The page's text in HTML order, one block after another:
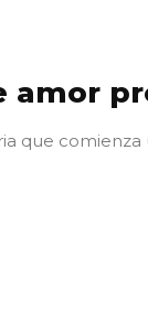
amor
que